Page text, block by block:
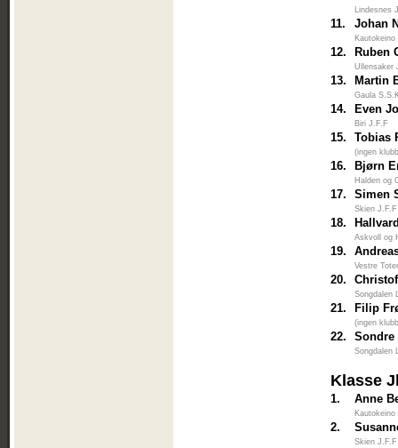
Lindesnes
11. Johan
12. Ruben
Ullensaker
13. Martin
Gaula
14. Even
Biri J.F.F
15. Tobias
(ingen
16. Bjørn
Halden og
17. Simen
Skien J.F.F
18.
Askvoll og
19.
Vestre
20.
Songdalen
21. Filip
(ingen
22.
Songdalen
Klasse
1. Anne
2.
Skien J.F.F